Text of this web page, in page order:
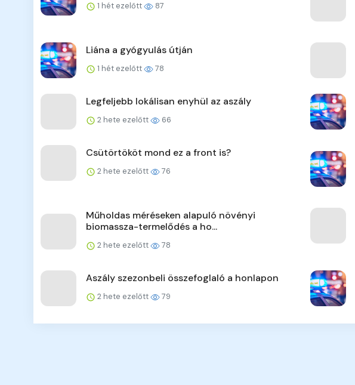
1 hét ezelőtt 87
Liána a gyógyulás útján
1 hét ezelőtt 78
Legfeljebb lokálisan enyhül az aszály
2 hete ezelőtt 66
Csütörtököt mond ez a front is?
2 hete ezelőtt 76
Műholdas méréseken alapuló növényi
biomassza-termelődés a ho...
2 hete ezelőtt 78
Aszály szezonbeli összefoglaló a honlapon
2 hete ezelőtt 79